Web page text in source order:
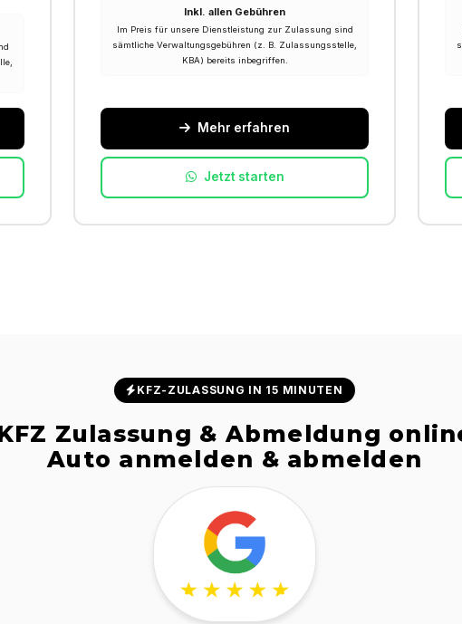
Inkl. allen Gebühren
Im Preis für unsere Dienstleistung zur Zulassung sind
sämtliche Verwaltungsgebühren (z. B. Zulassungsstelle,
KBA) bereits inbegriffen.
Mehr erfahren
Jetzt starten
KFZ-ZULASSUNG IN 15 MINUTEN
Zulassung & Abmeldung
Auto anmelden & abmelden